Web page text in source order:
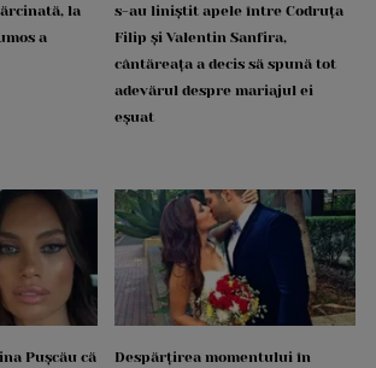
la
a
s-au liniștit apele între Codruța
Filip și Valentin Sanfira,
cântăreața a decis să spună tot
adevărul despre mariajul ei
eșuat
Pușcău că Despărțirea momentului în